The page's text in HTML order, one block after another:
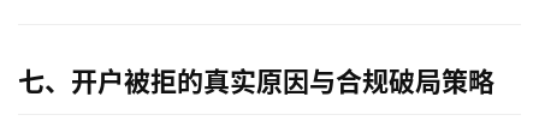
资
七、开户被拒的真实原因与合规破局策略